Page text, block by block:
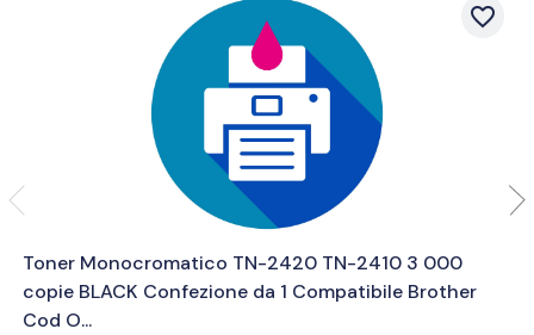
favorite_border
Toner Monocromatico TN-2420 TN-2410 3 000
copie BLACK Confezione da 1 Compatibile Brother
Cod O...